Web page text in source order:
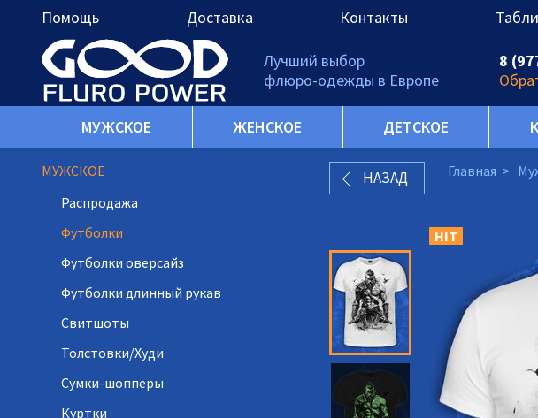
Помощь Доставка Контакты
Лучший выбор
флюро-одежды в Европе
8
МУЖСКОЕ ЖЕНСКОЕ ДЕТСКОЕ
МУЖСКОЕ
Распродажа
Футболки
Футболки оверсайз
Футболки длинный рукав
Свитшоты
Толстовки/Худи
Сумки-шопперы
Куртки
НАЗАД Главная
HIT